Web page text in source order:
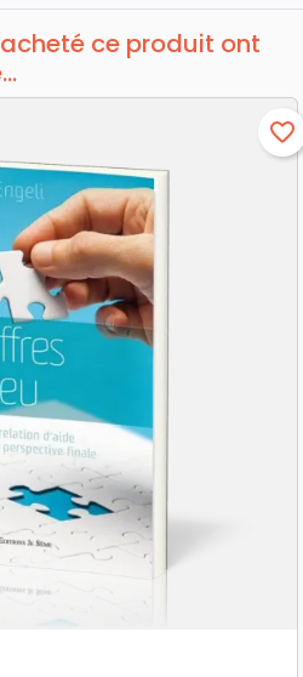
ce produit ont
favorite_border